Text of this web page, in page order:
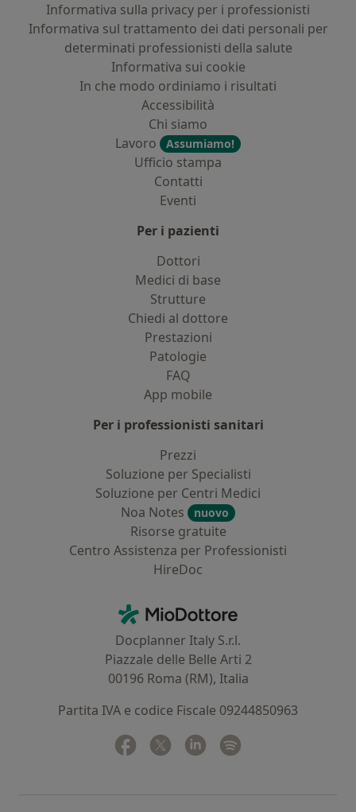
Informativa sulla privacy per i professionisti
Informativa sul trattamento dei dati personali per
determinati professionisti della salute
Informativa sui cookie
In che modo ordiniamo i risultati
Accessibilità
Chi siamo
Lavoro
Assumiamo!
Ufficio stampa
Contatti
Eventi
Per i pazienti
Dottori
Medici di base
Strutture
Chiedi al dottore
Prestazioni
Patologie
FAQ
App mobile
Per i professionisti sanitari
Prezzi
Soluzione per Specialisti
Soluzione per Centri Medici
Noa Notes
nuovo
Risorse gratuite
Centro Assistenza per Professionisti
HireDoc
MioDottore - Homepage
Docplanner Italy S.r.l.
Piazzale delle Belle Arti 2
00196 Roma (RM), Italia
Partita IVA e codice Fiscale 09244850963
Facebook
si apre in una nuova scheda
Twitter
si apre in una nuova scheda
Linkedin
si apre in una nuova